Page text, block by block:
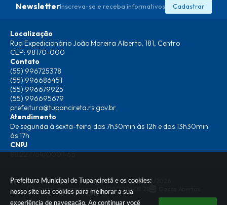
Prefeitura Municipal de Tupanciretã e os cookies:
nosso site usa cookies para melhorar a sua
experiência de navegação. Ao continuar você
NewsletterInscreva-se e receba informativos Cadastrar
Localização
Rua Expedicionário João Moreira Alberto, 181, Centro
CEP: 98170-000
Contato
(55) 996725378
(55) 996686451
(55) 996679925
(55) 996695679
prefeitura@tupancireta.rs.gov.br
Atendimento
De segunda à sexta-feira das 7h30min às 12h e das 13h30min
às 17h
CNPJ
88.227.764/0001-65
Versão do Sistema: 3.5.3 - 19/06/2026
Portal atualizado em:06/08/2026 08:28